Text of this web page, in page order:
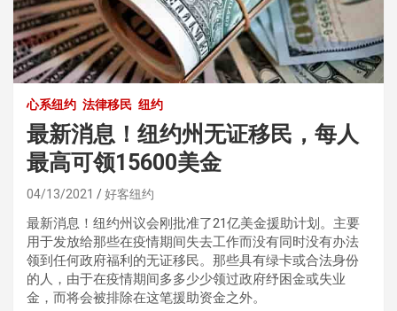
心系纽约 法律移民 纽约
最新消息！纽约州无证移民，每人
最高可领15600美金
04/13/2021 好客纽约
最新消息！纽约州议会刚批准了21亿美金援助计划。主要
用于发放给那些在疫情期间失去工作而没有同时没有办法
领到任何政府福利的无证移民。那些具有绿卡或合法身份
的人，由于在疫情期间多多少少领过政府纾困金或失业
金，而将会被排除在这笔援助资金之外。